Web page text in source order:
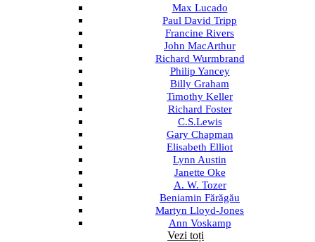
Menu
Max Lucado
Paul David Tripp
Francine Rivers
John MacArthur
Richard Wurmbrand
Philip Yancey
Billy Graham
Timothy Keller
Richard Foster
C.S.Lewis
Gary Chapman
Elisabeth Elliot
Lynn Austin
Janette Oke
A. W. Tozer
Beniamin Fărăgău
Martyn Lloyd-Jones
Ann Voskamp
Vezi toți